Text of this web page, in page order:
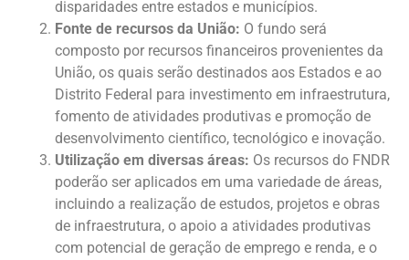
disparidades entre estados e municípios.
Fonte de recursos da União: O fundo será
composto por recursos financeiros provenientes da
União, os quais serão destinados aos Estados e ao
Distrito Federal para investimento em infraestrutura,
fomento de atividades produtivas e promoção de
desenvolvimento científico, tecnológico e inovação.
Utilização em diversas áreas: Os recursos do FNDR
poderão ser aplicados em uma variedade de áreas,
incluindo a realização de estudos, projetos e obras
de infraestrutura, o apoio a atividades produtivas
com potencial de geração de emprego e renda, e o